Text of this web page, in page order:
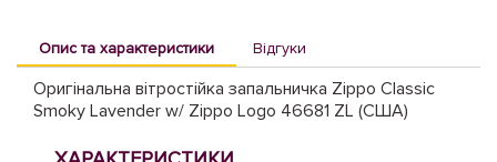
Опис та характеристики Відгуки
Оригінальна вітростійка запальничка Zippo Classic
Smoky Lavender w/ Zippo Logo 46681 ZL (США)